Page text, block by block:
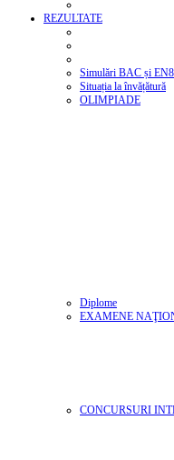
REZULTATE
Simulări BAC și EN8
Situația la învățătură
OLIMPIADE
Diplome
EXAMENE
CONCURSURI